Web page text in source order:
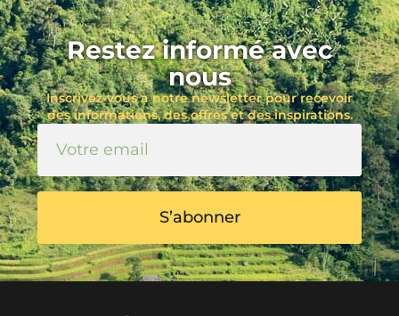
Restez informé avec
nous
Inscrivez-vous à notre newsletter pour recevoir
des informations, des offres et des inspirations.
S’abonner